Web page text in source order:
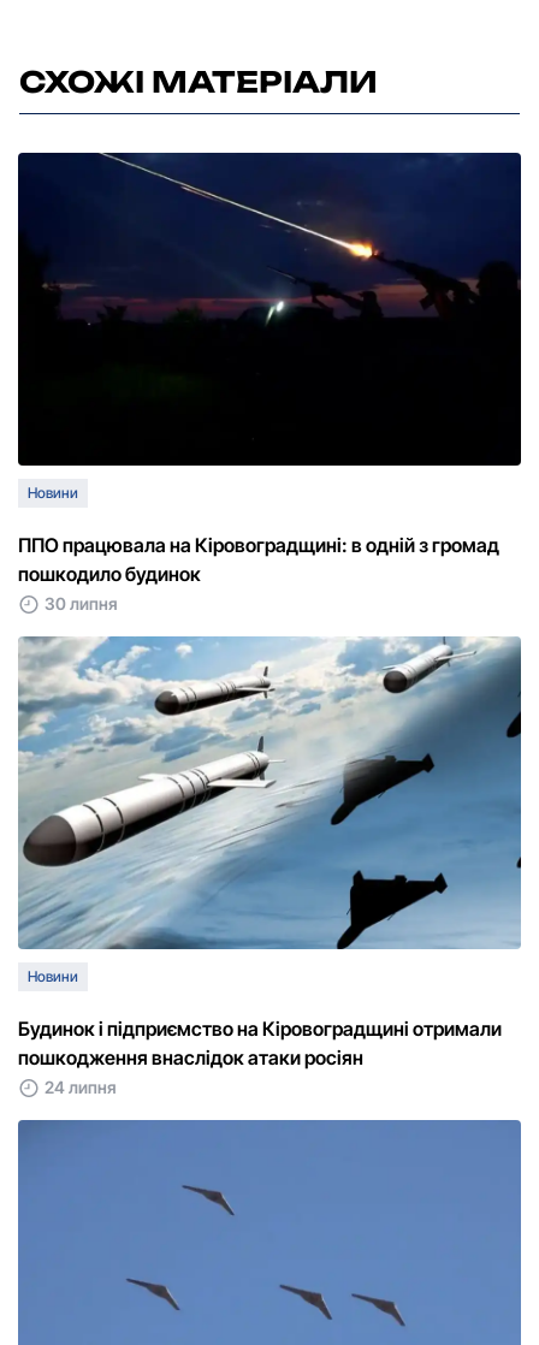
СХОЖІ МАТЕРІАЛИ
Новини
ППО працювала на Кіровоградщині: в одній з громад
пошкодило будинок
30 липня
Новини
Будинок і підприємство на Кіровоградщині отримали
пошкодження внаслідок атаки росіян
24 липня